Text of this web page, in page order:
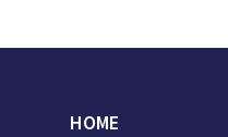
HOME